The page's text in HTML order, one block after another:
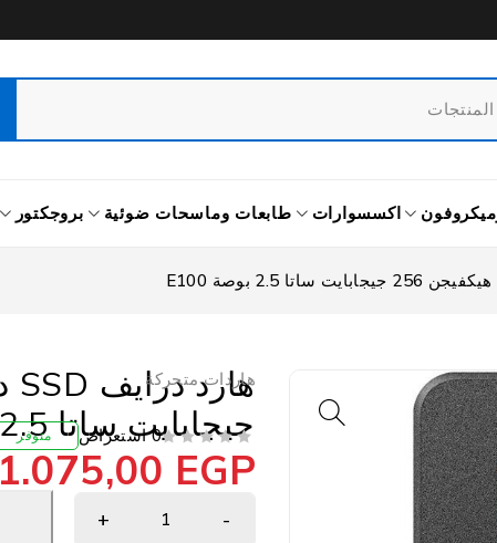
اكسسوارات طابعات وماسحات ضوئية بروجكتور
هاردات متحركة
جيجابايت ساتا 2.5 بوصة E100
0 استعراض متوفر
1.075,00 EGP